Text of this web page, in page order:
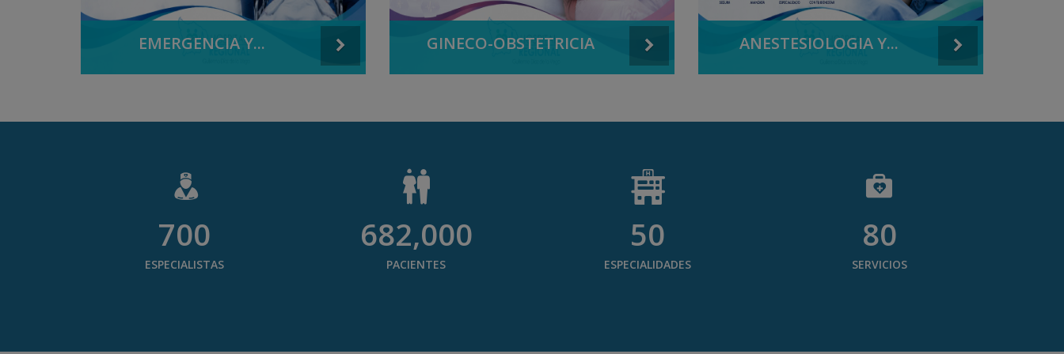
EMERGENCIA Y... GINECO-OBSTETRICIA ANESTESIOLOGIA Y...
700
ESPECIALISTAS
682,000
PACIENTES
50
ESPECIALIDADES
80
SERVICIOS